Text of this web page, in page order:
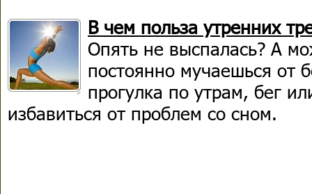
В чем польза утренних
Опять не выспалась? А
постоянно мучаешься от
прогулка по утрам, бег
избавиться от проблем со сном.